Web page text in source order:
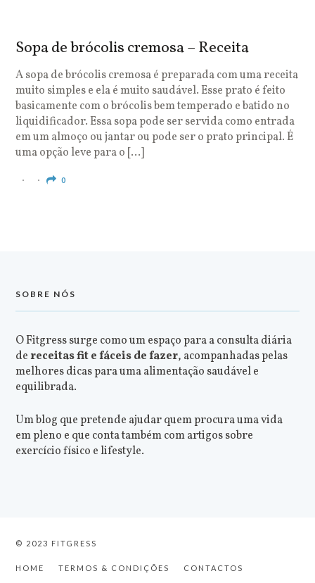
Sopa de brócolis cremosa – Receita
A sopa de brócolis cremosa é preparada com uma receita
muito simples e ela é muito saudável. Esse prato é feito
basicamente com o brócolis bem temperado e batido no
liquidificador. Essa sopa pode ser servida como entrada
em um almoço ou jantar ou pode ser o prato principal. É
uma opção leve para o […]
0
SOBRE NÓS
O Fitgress surge como um espaço para a consulta diária
dereceitas fit e fáceis de fazer, acompanhadas pelas
melhores dicas para uma alimentação saudável e
equilibrada.
Um blog que pretende ajudar quem procura uma vida
em pleno e que conta também com artigos sobre
exercício físico e lifestyle.
© 2023 FITGRESS
HOME TERMOS & CONDIÇÕES CONTACTOS